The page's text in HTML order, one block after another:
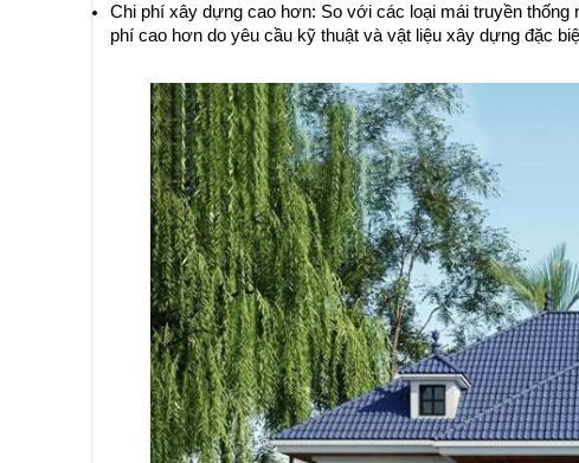
Chi phí xây dựng cao hơn: So với các loại mái truyền
phí cao hơn do yêu cầu kỹ thuật và vật liệu xây dựng đặc